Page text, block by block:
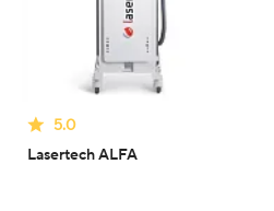
5.0
Lasertech ALFA